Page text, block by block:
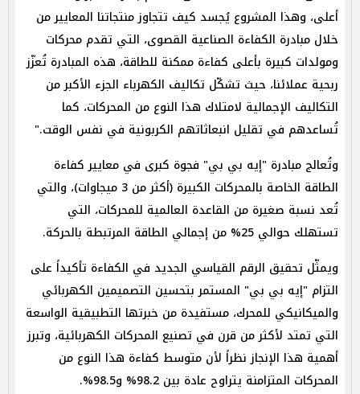
أعلى، وهذا المشروع يُجسد كيف تتجاوز منتجاتنا المعايير من
خلال مبادرة الكفاءة الصناعية القصوى، التي تقدم محركات
ومولدات كبيرة بأعلى كفاءة ممكنة للطاقة، هذه المبادرة تُعزّز
ربحية عملائنا، حيث تشكّل تكاليف الكهرباء الجزء الأكبر من
التكاليف الإجمالية لامتلاك هذا النوع من المحركات، كما
تُساعدهم في تقليل انبعاثاتهم الكربونية في نفس الوقت."
وتُعالج مبادرة "إيه بي بي" فجوة كبرى في معايير كفاءة
الطاقة الخاصة بالمحركات الكبيرة (أكثر من 3 ميجاوات)، والتي
تُعد نسبة صغيرة من القاعدة العالمية للمحركات، التي
تستهلك حوالي 25% من إجمالي الطاقة المرتبطة بالحركة.
ويمثّل تحقيق الرقم القياسي الجديد في الكفاءة تأكيداً على
التزام "إيه بي بي" المستمر بتحسين التصميمين الكهربائي
والميكانيكي للمحرك، مستفيدة من خبرتها التطبيقية الواسعة
التي تمتد لأكثر من قرن في تصنيع المحركات الكهربائية، وتبرز
أهمية هذا الإنجاز نظراً لأن متوسط كفاءة هذا النوع من
المحركات المتزامنة يتراوح عادة بين 98.2% و98.5%.